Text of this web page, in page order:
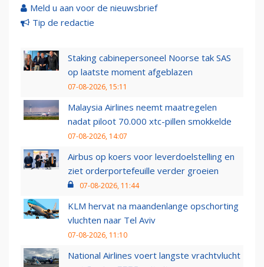
Meld u aan voor de nieuwsbrief
Tip de redactie
Staking cabinepersoneel Noorse tak SAS
op laatste moment afgeblazen
07-08-2026, 15:11
Malaysia Airlines neemt maatregelen
nadat piloot 70.000 xtc-pillen smokkelde
07-08-2026, 14:07
Airbus op koers voor leverdoelstelling en
ziet orderportefeuille verder groeien
07-08-2026, 11:44
KLM hervat na maandenlange opschorting
vluchten naar Tel Aviv
07-08-2026, 11:10
National Airlines voert langste vrachtvlucht